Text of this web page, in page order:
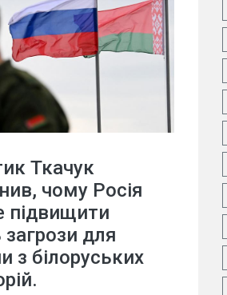
Ткачук
чому Росія
підвищити
загрози для
з білоруських